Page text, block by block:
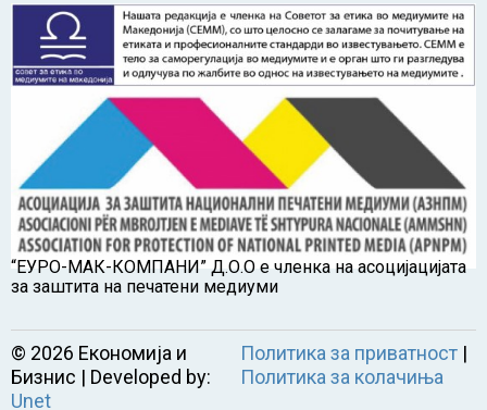
“ЕУРО-МАК-КОМПАНИ” Д.О.О е членка на асоцијацијата
за заштита на печатени медиуми
© 2026 Економија и
Бизнис | Developed by:
Unet
Политика за приватност|
Политика за колачиња